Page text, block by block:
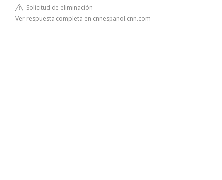
Solicitud de eliminación
Ver respuesta completa en cnnespanol.cnn.com